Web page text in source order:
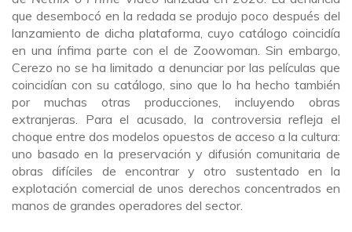
que desembocó en la redada se produjo poco después del
lanzamiento de dicha plataforma, cuyo catálogo coincidía
en una ínfima parte con el de Zoowoman. Sin embargo,
Cerezo no se ha limitado a denunciar por las películas que
coincidían con su catálogo, sino que lo ha hecho también
por muchas otras producciones, incluyendo obras
extranjeras. Para el acusado, la controversia refleja el
choque entre dos modelos opuestos de acceso a la cultura:
uno basado en la preservación y difusión comunitaria de
obras difíciles de encontrar y otro sustentado en la
explotación comercial de unos derechos concentrados en
manos de grandes operadores del sector.